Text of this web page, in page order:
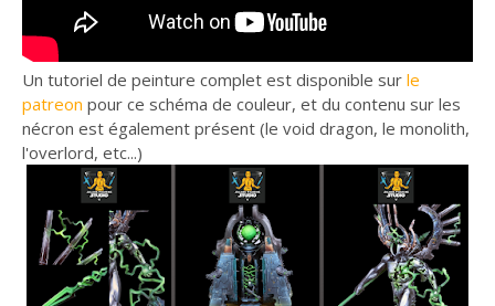
Un tutoriel de peinture complet est disponible sur le
patreon pour ce schéma de couleur, et du contenu sur les
nécron est également présent (le void dragon, le monolith,
l'overlord, etc...)